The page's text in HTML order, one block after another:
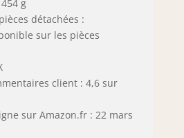
g
détachées :
sur les pièces
client : 4,6 sur
sur Amazon.fr : 22 mars